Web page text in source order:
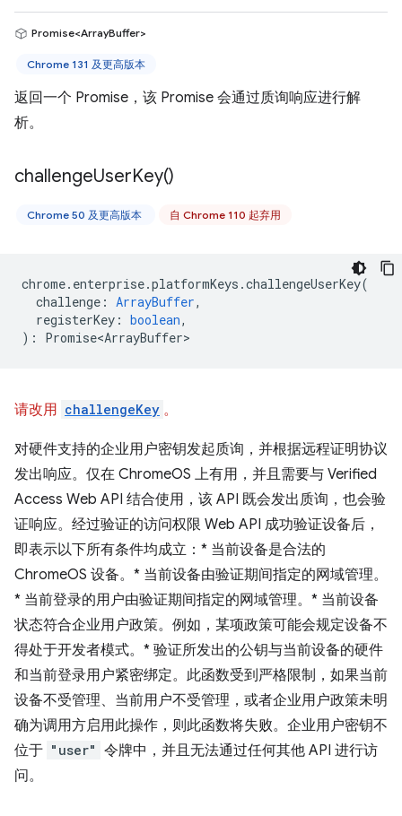
Promise<ArrayBuffer>
Chrome 131 及更高版本
返回一个 Promise，该 Promise 会通过质询响应进行解
析。
challengeUserKey()
Chrome 50 及更高版本 自 Chrome 110 起弃用
chrome. enterprise.platformKeys .challengeUserKey(
challenge : ArrayBuffer,
registerKey : boolean,
) : Promise<ArrayBuffer>
请改用 challengeKey 。
对硬件支持的企业用户密钥发起质询，并根据远程证明协议
发出响应。仅在 ChromeOS 上有用，并且需要与 Verified
Access Web API 结合使用，该 API 既会发出质询，也会验
证响应。经过验证的访问权限 Web API 成功验证设备后，
即表示以下所有条件均成立：* 当前设备是合法的
ChromeOS 设备。* 当前设备由验证期间指定的网域管理。
* 当前登录的用户由验证期间指定的网域管理。* 当前设备
状态符合企业用户政策。例如，某项政策可能会规定设备不
得处于开发者模式。* 验证所发出的公钥与当前设备的硬件
和当前登录用户紧密绑定。此函数受到严格限制，如果当前
设备不受管理、当前用户不受管理，或者企业用户政策未明
确为调用方启用此操作，则此函数将失败。企业用户密钥不
位于 "user" 令牌中，并且无法通过任何其他 API 进行访
问。